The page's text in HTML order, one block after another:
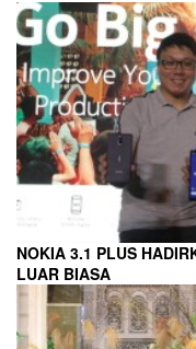
NOKIA 3.1 PLUS
LUAR BIASA